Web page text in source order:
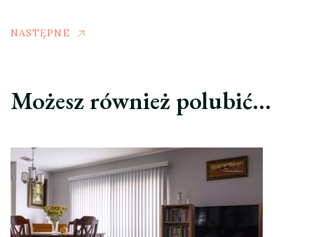
NASTĘPNE
Możesz również polubić…